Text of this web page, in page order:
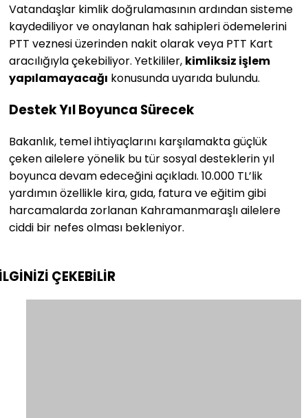
Vatandaşlar kimlik doğrulamasının ardından sisteme
kaydediliyor ve onaylanan hak sahipleri ödemelerini
PTT veznesi üzerinden nakit olarak veya PTT Kart
aracılığıyla çekebiliyor. Yetkililer, kimliksiz işlem
yapılamayacağı konusunda uyarıda bulundu.
Destek Yıl Boyunca Sürecek
Bakanlık, temel ihtiyaçlarını karşılamakta güçlük
çeken ailelere yönelik bu tür sosyal desteklerin yıl
boyunca devam edeceğini açıkladı. 10.000 TL’lik
yardımın özellikle kira, gıda, fatura ve eğitim gibi
harcamalarda zorlanan Kahramanmaraşlı ailelere
ciddi bir nefes olması bekleniyor.
ÇEKEBİLİR